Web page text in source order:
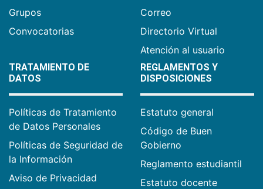
Grupos
Convocatorias
Correo
Directorio Virtual
Atención al usuario
TRATAMIENTO DE
DATOS
Políticas de Tratamiento
de Datos Personales
Políticas de Seguridad de
la Información
Aviso de Privacidad
REGLAMENTOS Y
DISPOSICIONES
Estatuto general
Código de Buen
Gobierno
Reglamento estudiantil
Estatuto docente